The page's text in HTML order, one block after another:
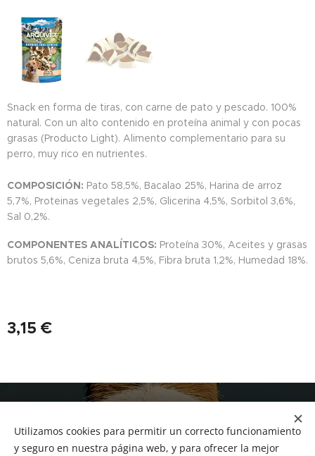
Snack en forma de tiras, con carne de pato y pescado. 100%
natural. Con un alto contenido en proteína animal y con pocas
grasas (Producto Light). Alimento complementario para su
perro, muy rico en nutrientes.
COMPOSICIÓN: Pato 58,5%, Bacalao 25%, Harina de arroz
5,7%, Proteinas vegetales 2,5%, Glicerina 4,5%, Sorbitol 3,6%,
Sal 0,2%.
COMPONENTES ANALÍTICOS: Proteína 30%, Aceites y grasas
brutos 5,6%, Ceniza bruta 4,5%, Fibra bruta 1,2%, Humedad 18%.
3,15 €
Tf.666351543
Utilizamos cookies para permitir un correcto funcionamiento
y seguro en nuestra página web, y para ofrecer la mejor